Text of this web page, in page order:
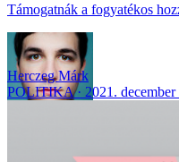
Támogatnák a fogyatékos
Herczeg Márk
POLITIKA
2021.